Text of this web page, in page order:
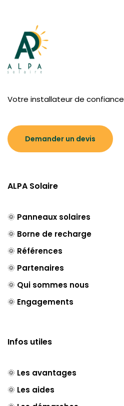
Votre installateur de confiance
Demander un devis
ALPA Solaire
🌞 Panneaux solaires
🌞 Borne de recharge
🌞 Références
🌞 Partenaires
🌞 Qui sommes nous
🌞 Engagements
Infos utiles
🌞 Les avantages
🌞 Les aides